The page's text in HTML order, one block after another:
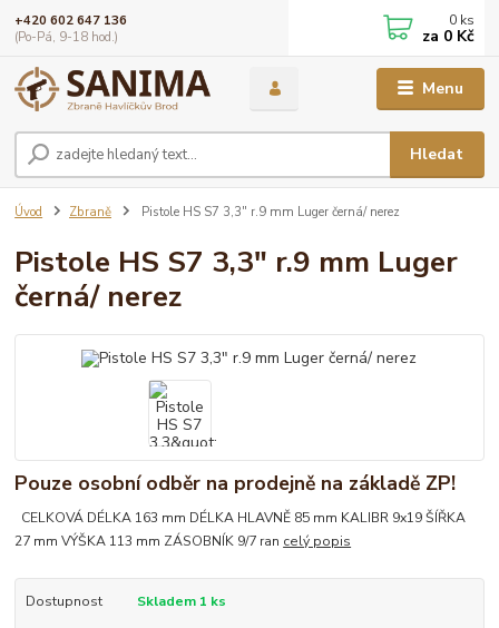
Menu
Hledat
+420 602 647 136
(Po-Pá, 9-18 hod.)
0 ks
za 0 Kč
Úvod Zbraně Pistole HS S7 3,3" r.9 mm Luger černá/ nerez
Pistole HS S7 3,3" r.9 mm Luger
černá/ nerez
Pouze osobní odběr na prodejně na základě ZP!
CELKOVÁ DÉLKA 163 mm DÉLKA HLAVNĚ 85 mm KALIBR 9x19 ŠÍŘKA
27 mm VÝŠKA 113 mm ZÁSOBNÍK 9/7 ran celý popis
Dostupnost Skladem 1 ks